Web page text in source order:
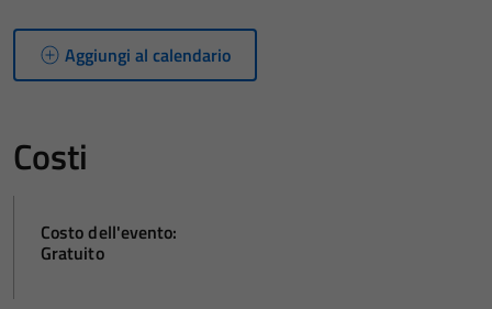
Aggiungi al calendario
Costi
Costo dell'evento:
Gratuito